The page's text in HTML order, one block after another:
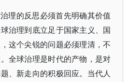
理的反思必须首先明确其价值
治理到底立足于国家主义、国
这个尖锐的问题必须理清，不
全球治理是时代的产物，是对
、新走向的积极回应。当代人